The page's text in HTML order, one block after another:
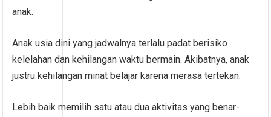
anak.
Anak usia dini yang jadwalnya terlalu padat berisiko
kelelahan dan kehilangan waktu bermain. Akibatnya, anak
justru kehilangan minat belajar karena merasa tertekan.
Lebih baik memilih satu atau dua aktivitas yang benar-